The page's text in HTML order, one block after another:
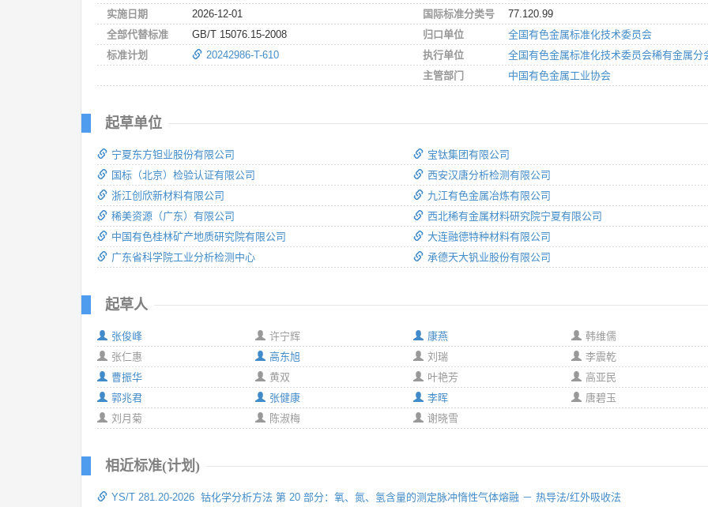
实施日期
2026-12-01
全部代替标准
GB/T 15076.15-2008
标准计划
20242986-T-610
国际标准分类号
77.120.99
归口单位
全国有色金属标准化技术委员会
执行单位
全国有色金属标准化技术委员会稀有金属分
主管部门
中国有色金属工业协会
起草单位
宁夏东方钽业股份有限公司
国标（北京）检验认证有限公司
浙江创欣新材料有限公司
稀美资源（广东）有限公司
中国有色桂林矿产地质研究院有限公司
广东省科学院工业分析检测中心
宝钛集团有限公司
西安汉唐分析检测有限公司
九江有色金属冶炼有限公司
西北稀有金属材料研究院宁夏有限公司
大连融德特种材料有限公司
承德天大钒业股份有限公司
起草人
张俊峰
许宁辉
张仁惠
高东旭
曹振华
黄双
郭兆君
张健康
刘月菊
陈淑梅
康燕
韩维儒
刘瑞
李震乾
叶艳芳
高亚民
李晖
唐碧玉
谢晓雪
相近标准(计划)
YS/T 281.20-2026 钴化学分析方法 第 20 部分：氧、氮、氢含量的测定脉冲惰性气体熔融 － 热导法/红外吸收法